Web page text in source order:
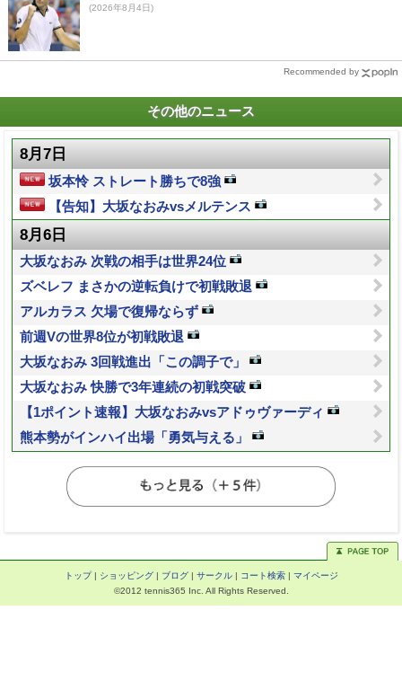
(2026年8月4日)
Recommended by
その他のニュース
8月7日
坂本怜 ストレート勝ちで8強
【告知】大坂なおみvsメルテンス
8月6日
大坂なおみ 次戦の相手は世界24位
ズベレフ まさかの逆転負けで初戦敗退
アルカラス 欠場で復帰ならず
前週Vの世界8位が初戦敗退
大坂なおみ 3回戦進出「この調子で」
大坂なおみ 快勝で3年連続の初戦突破
【1ポイント速報】大坂なおみvsアドゥヴァーディ
熊本勢がインハイ出場「勇気与える」
トップ| ショッピング| ブログ| サークル| コート検索| マイページ
©2012 tennis365 Inc. All Rights Reserved.